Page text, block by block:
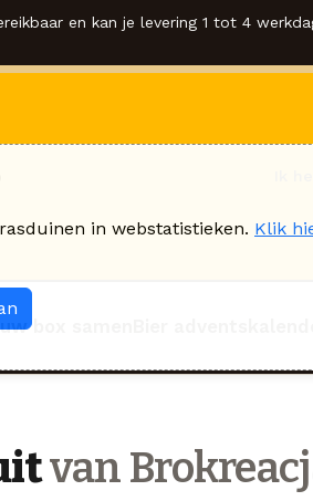
en kan je levering 1 tot 4
box samen
van
in webstatistieken. Klik